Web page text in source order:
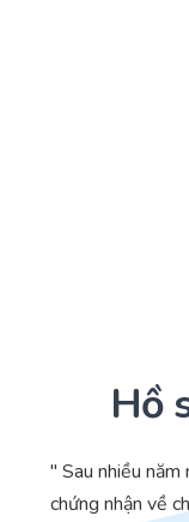
Hồ
" Sau nhiều
chứng nhận về